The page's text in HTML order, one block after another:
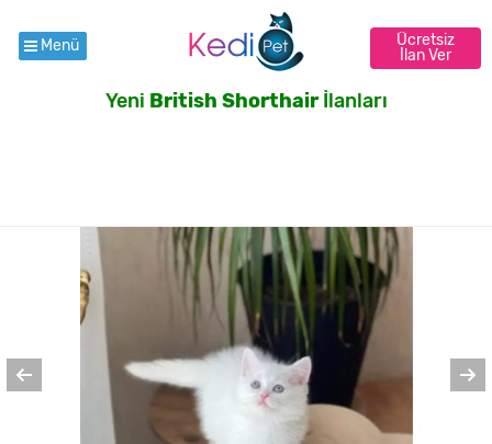
Menü
Ücretsiz
İlan Ver
Yeni British Shorthairİlanları